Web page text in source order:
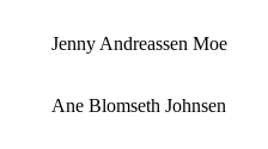
Jenny Andreassen Moe
Ane Blomseth Johnsen